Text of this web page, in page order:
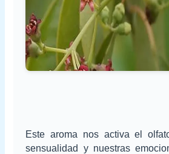
Este aroma nos activa el
sensualidad y nuestras